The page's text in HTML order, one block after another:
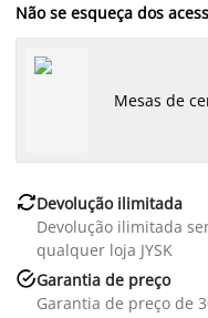
Não se esqueça dos
Mesas de
Devolução ilimitada
Devolução ilimitada
qualquer loja JYSK
Garantia de preço
Garantia de preço de